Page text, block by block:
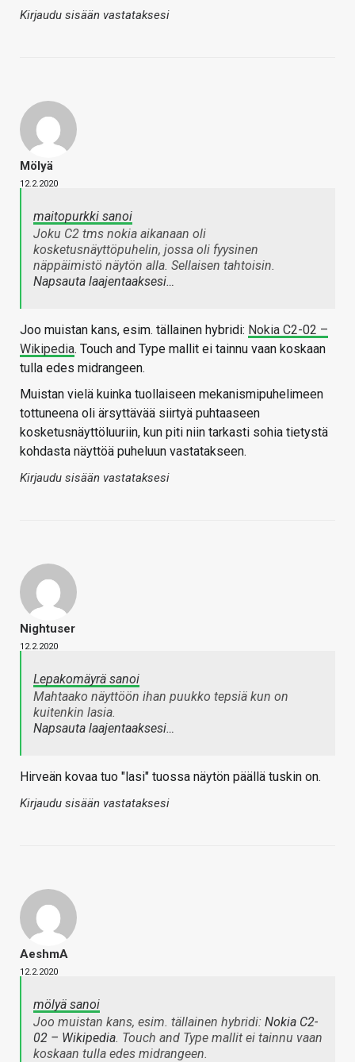
Kirjaudu sisään vastataksesi
Mölyä
12.2.2020
maitopurkki sanoi
Joku C2 tms nokia aikanaan oli
kosketusnäyttöpuhelin, jossa oli fyysinen
näppäimistö näytön alla. Sellaisen tahtoisin.
Napsauta laajentaaksesi…
Joo muistan kans, esim. tällainen hybridi: Nokia C2-02 –
Wikipedia. Touch and Type mallit ei tainnu vaan koskaan
tulla edes midrangeen.
Muistan vielä kuinka tuollaiseen mekanismipuhelimeen
tottuneena oli ärsyttävää siirtyä puhtaaseen
kosketusnäyttöluuriin, kun piti niin tarkasti sohia tietystä
kohdasta näyttöä puheluun vastatakseen.
Kirjaudu sisään vastataksesi
Nightuser
12.2.2020
Lepakomäyrä sanoi
Mahtaako näyttöön ihan puukko tepsiä kun on
kuitenkin lasia.
Napsauta laajentaaksesi…
Hirveän kovaa tuo "lasi" tuossa näytön päällä tuskin on.
Kirjaudu sisään vastataksesi
AeshmA
12.2.2020
mölyä sanoi
Joo muistan kans, esim. tällainen hybridi: Nokia C2-
02 – Wikipedia. Touch and Type mallit ei tainnu vaan
koskaan tulla edes midrangeen.